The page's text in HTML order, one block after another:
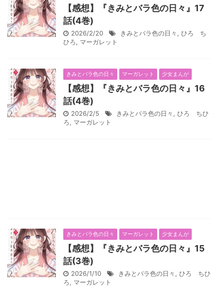
【感想】『きみとバラ色の日々』17
話(4巻)
2026/2/20 きみとバラ色の日々 , ひろ ち
ひろ, マーガレット
きみとバラ色の日々 マーガレット 少女まんが
【感想】『きみとバラ色の日々』16
話(4巻)
2026/2/5 きみとバラ色の日々 , ひろ ちひ
ろ, マーガレット
きみとバラ色の日々 マーガレット 少女まんが
【感想】『きみとバラ色の日々』15
話(3巻)
2026/1/10 きみとバラ色の日々 , ひろ ちひ
ろ, マーガレット